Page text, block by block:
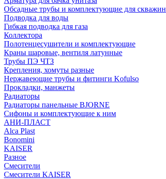
Обсадные трубы и комплектующие для скважин
Подводка для воды
Гибкая подводка для газа
Коллектора
Полотенцесушители и комплектующие
Краны шаровые, вентиля латунные
Трубы ПЭ ЧТЗ
Крепления, хомуты разные
Нержавеющие трубы и фитинги Kofulso
Прокладки, манжеты
Радиаторы
Радиаторы панельные BJORNE
Сифоны и комплектующие к ним
АНИ-ПЛАСТ
Alca Plast
Bonomini
KAISER
Разное
Смесители
Смесители KAISER